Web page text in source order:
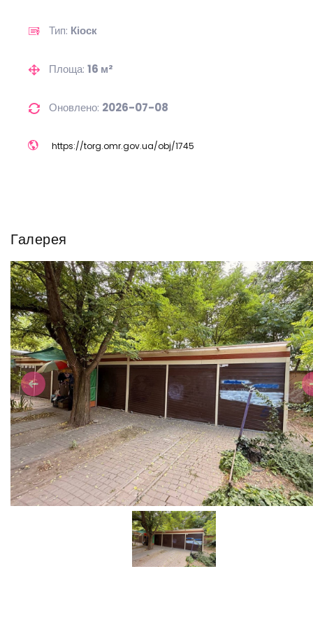
Тип: Кіоск
Площа: 16 м²
Оновлено: 2026-07-08
https://torg.omr.gov.ua/obj/1745
Галерея
Previous